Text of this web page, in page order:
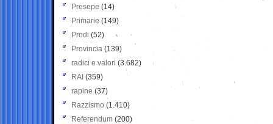
Presepe (14)
Primarie (149)
Prodi (52)
Provincia (139)
radici e valori (3.682)
RAI (359)
rapine (37)
Razzismo (1.410)
Referendum (200)